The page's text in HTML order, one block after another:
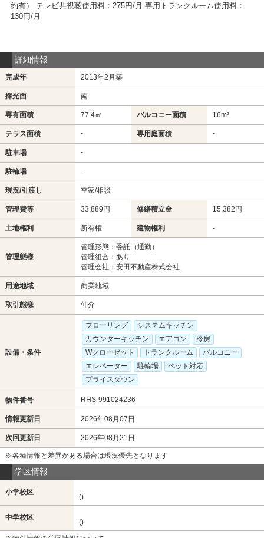
約有） テレビ共視聴使用料：275円/月 専用トランクルーム使用料：
130円/月
詳細情報
完成年 2013年2月築
採光面 南
専有面積 77.4㎡ バルコニー面積 16m²
テラス面積 - 専用庭面積 -
駐車場 -
駐輪場 -
現況/引渡し 空家/相談
管理費等 33,889円 修繕積立金 15,382円
土地権利 所有権 建物権利 -
管理態様
管理形態：委託（通勤）
管理組合：あり
管理会社：安田不動産株式会社
用途地域 商業地域
取引態様 仲介
設備・条件
フローリング
システムキッチン
カウンターキッチン
エアコン
冷房
Wクローゼット
トランクルーム
バルコニー
エレベーター
駐輪場
ペット対応
プライスダウン
物件番号 RHS-991024236
情報更新日 2026年08月07日
次回更新日 2026年08月21日
※各種情報と差異がある場合は現況優先となります
学区情報
小学校区
()
中学校区
()